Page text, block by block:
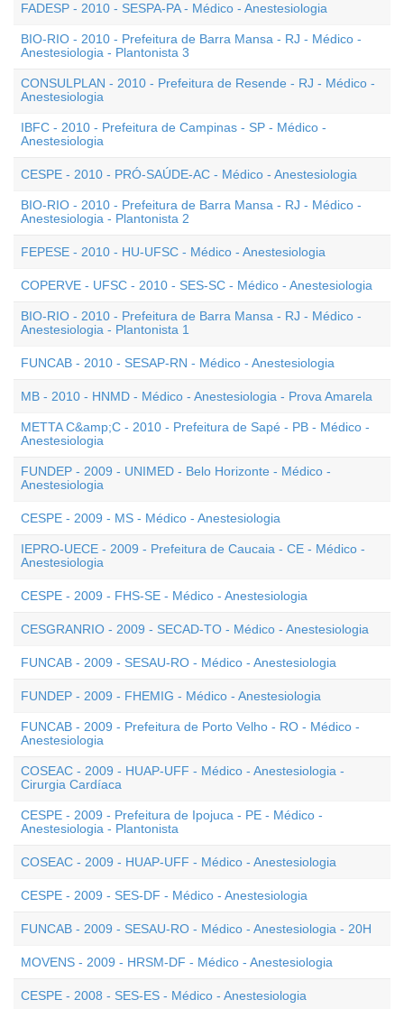
FADESP - 2010 - SESPA-PA - Médico - Anestesiologia
BIO-RIO - 2010 - Prefeitura de Barra Mansa - RJ - Médico -
Anestesiologia - Plantonista 3
CONSULPLAN - 2010 - Prefeitura de Resende - RJ - Médico -
Anestesiologia
IBFC - 2010 - Prefeitura de Campinas - SP - Médico -
Anestesiologia
CESPE - 2010 - PRÓ-SAÚDE-AC - Médico - Anestesiologia
BIO-RIO - 2010 - Prefeitura de Barra Mansa - RJ - Médico -
Anestesiologia - Plantonista 2
FEPESE - 2010 - HU-UFSC - Médico - Anestesiologia
COPERVE - UFSC - 2010 - SES-SC - Médico - Anestesiologia
BIO-RIO - 2010 - Prefeitura de Barra Mansa - RJ - Médico -
Anestesiologia - Plantonista 1
FUNCAB - 2010 - SESAP-RN - Médico - Anestesiologia
MB - 2010 - HNMD - Médico - Anestesiologia - Prova Amarela
METTA C&amp;C - 2010 - Prefeitura de Sapé - PB - Médico -
Anestesiologia
FUNDEP - 2009 - UNIMED - Belo Horizonte - Médico -
Anestesiologia
CESPE - 2009 - MS - Médico - Anestesiologia
IEPRO-UECE - 2009 - Prefeitura de Caucaia - CE - Médico -
Anestesiologia
CESPE - 2009 - FHS-SE - Médico - Anestesiologia
CESGRANRIO - 2009 - SECAD-TO - Médico - Anestesiologia
FUNCAB - 2009 - SESAU-RO - Médico - Anestesiologia
FUNDEP - 2009 - FHEMIG - Médico - Anestesiologia
FUNCAB - 2009 - Prefeitura de Porto Velho - RO - Médico -
Anestesiologia
COSEAC - 2009 - HUAP-UFF - Médico - Anestesiologia -
Cirurgia Cardíaca
CESPE - 2009 - Prefeitura de Ipojuca - PE - Médico -
Anestesiologia - Plantonista
COSEAC - 2009 - HUAP-UFF - Médico - Anestesiologia
CESPE - 2009 - SES-DF - Médico - Anestesiologia
FUNCAB - 2009 - SESAU-RO - Médico - Anestesiologia - 20H
MOVENS - 2009 - HRSM-DF - Médico - Anestesiologia
CESPE - 2008 - SES-ES - Médico - Anestesiologia